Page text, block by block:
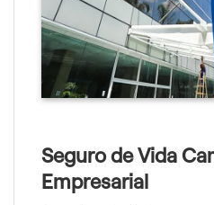
Seguro de Vida
Empresarial